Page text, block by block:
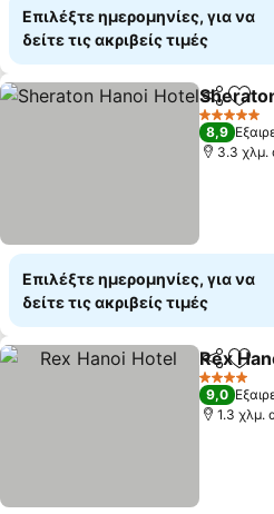
Επιλέξτε ημερομηνίες, για να
δείτε τις ακριβείς τιμές
5 Αστέρια
8,9
3.3 χλμ.
Επιλέξτε ημερομηνίες, για να
δείτε τις ακριβείς τιμές
Rex
4 Αστέρια
9,0
1.3 χλμ.